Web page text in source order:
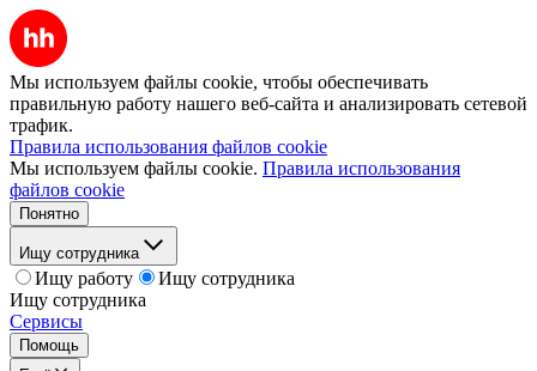
Мы используем файлы cookie, чтобы обеспечивать
правильную работу нашего веб-сайта и анализировать сетевой
трафик.
Правила использования файлов cookie
Мы используем файлы cookie. Правила использования
файлов cookie
Понятно
Ищу сотрудника
Ищу работу
Ищу сотрудника
Ищу сотрудника
Сервисы
Помощь